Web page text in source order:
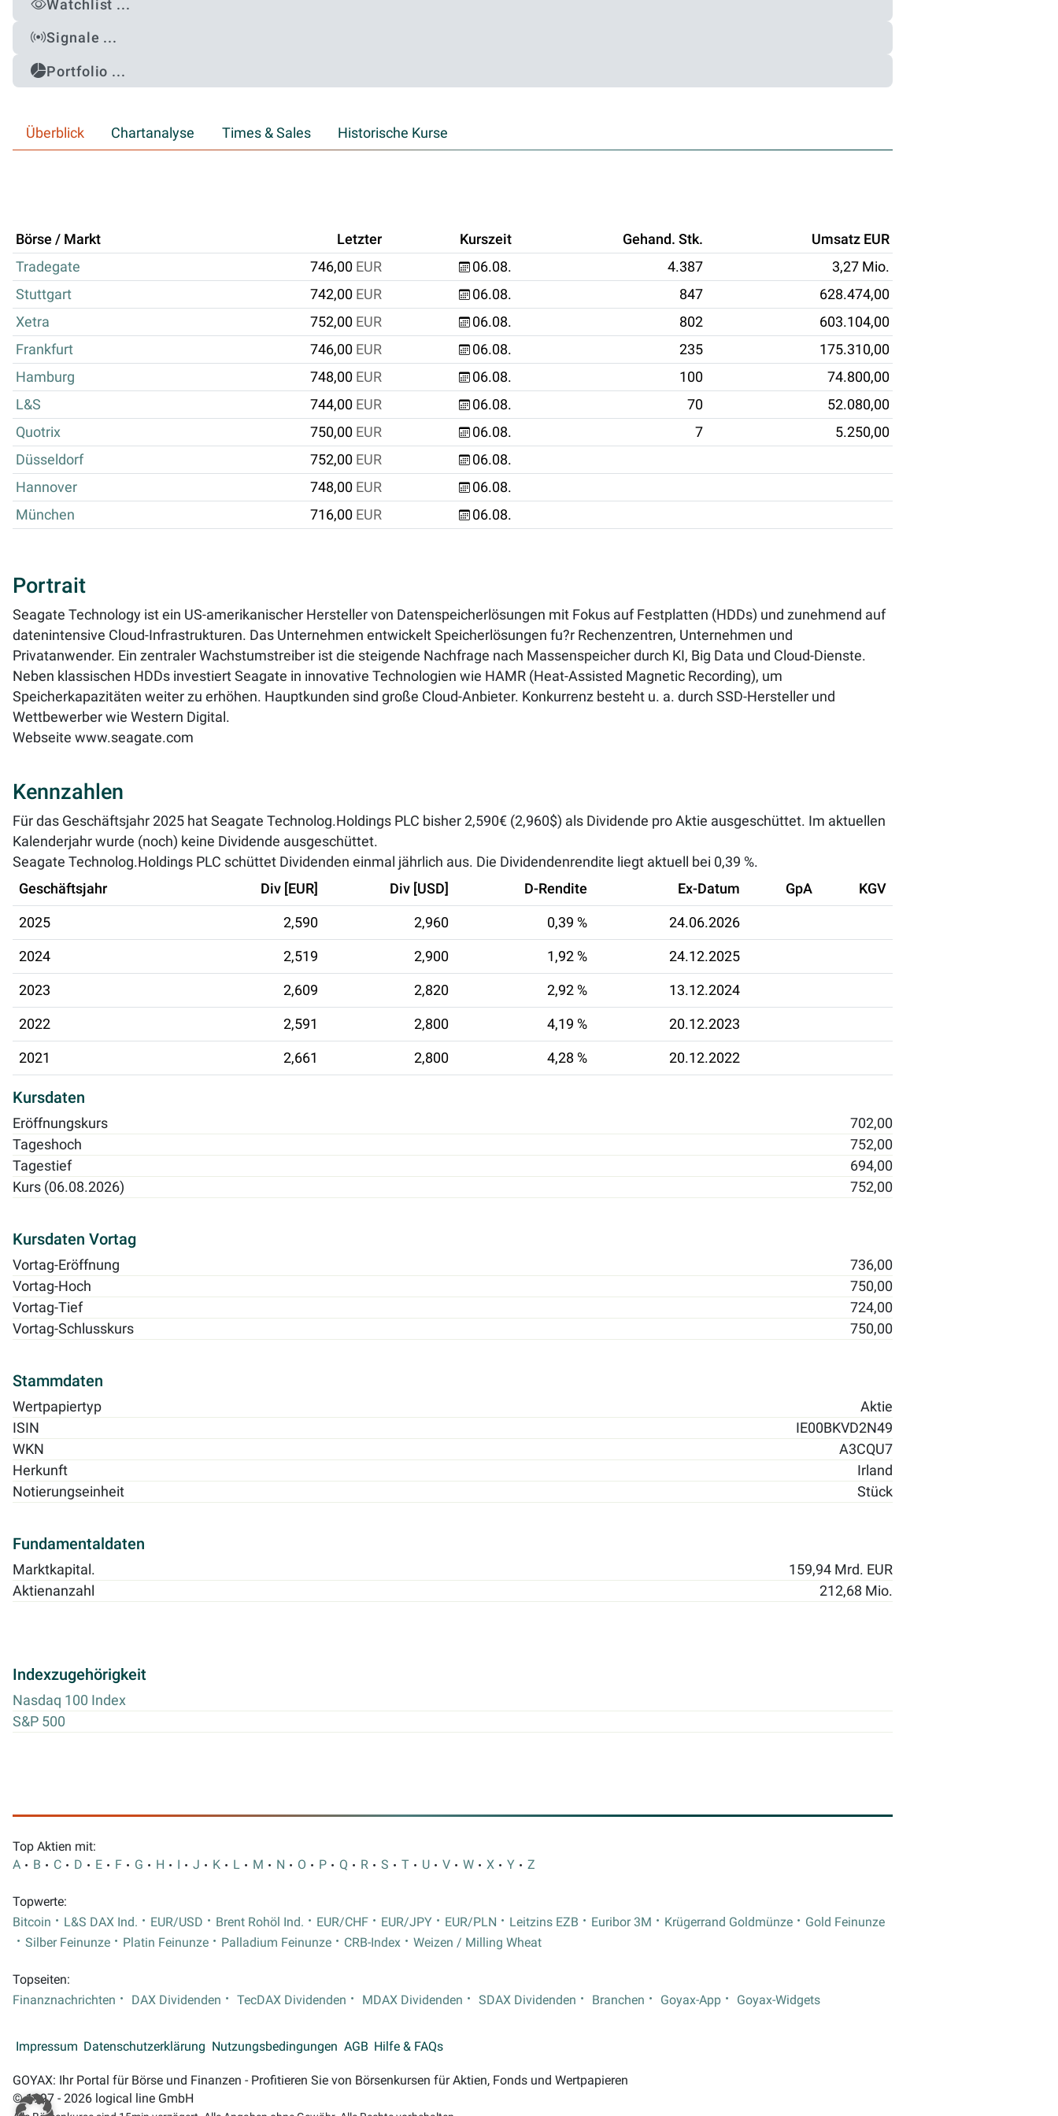
Watchlist ...
Signale ...
Portfolio ...
Überblick Chartanalyse Times & Sales Historische Kurse
Börse / Markt Letzter Kurszeit Gehand. Stk.
Umsatz EUR
Tradegate
746,00 EUR 06.08. 4.387
3,27 Mio.
Stuttgart
742,00 EUR 06.08. 847
628.474,00
Xetra
752,00 EUR 06.08. 802
603.104,00
Frankfurt
746,00 EUR 06.08. 235
175.310,00
Hamburg
748,00 EUR 06.08. 100
74.800,00
L&S
744,00 EUR 06.08. 70
52.080,00
Quotrix
750,00 EUR 06.08. 7
5.250,00
Düsseldorf
752,00 EUR
06.08.
Hannover
748,00 EUR
06.08.
München
716,00 EUR 06.08.
Portrait
Seagate Technology ist ein US-amerikanischer Hersteller von Datenspeicherlösungen mit Fokus auf Festplatten (HDDs) und zunehmend auf
datenintensive Cloud-Infrastrukturen. Das Unternehmen entwickelt Speicherlösungen fu?r Rechenzentren, Unternehmen und
Privatanwender. Ein zentraler Wachstumstreiber ist die steigende Nachfrage nach Massenspeicher durch KI, Big Data und Cloud-Dienste.
Neben klassischen HDDs investiert Seagate in innovative Technologien wie HAMR (Heat-Assisted Magnetic Recording), um
Speicherkapazitäten weiter zu erhöhen. Hauptkunden sind große Cloud-Anbieter. Konkurrenz besteht u. a. durch SSD-Hersteller und
Wettbewerber wie Western Digital.
Webseite www.seagate.com
Kennzahlen
Für das Geschäftsjahr 2025 hat Seagate Technolog.Holdings PLC bisher 2,590€ (2,960$) als Dividende pro Aktie ausgeschüttet. Im aktuellen
Kalenderjahr wurde (noch) keine Dividende ausgeschüttet.
Seagate Technolog.Holdings PLC schüttet Dividenden einmal jährlich aus. Die Dividendenrendite liegt aktuell bei 0,39 %.
Geschäftsjahr
Div [EUR] Div [USD] D-Rendite Ex-Datum GpA KGV
2025 2,590 2,960 0,39 % 24.06.2026
2024 2,519 2,900 1,92 % 24.12.2025
2023 2,609 2,820 2,92 % 13.12.2024
2022 2,591 2,800 4,19 % 20.12.2023
2021 2,661 2,800 4,28 % 20.12.2022
Kursdaten
Eröffnungskurs
702,00
Tageshoch
752,00
Tagestief
694,00
Kurs (06.08.2026)
752,00
Kursdaten Vortag
Vortag-Eröffnung
736,00
Vortag-Hoch
750,00
Vortag-Tief
724,00
Vortag-Schlusskurs
750,00
Stammdaten
Wertpapiertyp
Aktie
ISIN
IE00BKVD2N49
WKN
A3CQU7
Herkunft
Irland
Notierungseinheit
Stück
Fundamentaldaten
Marktkapital.
159,94 Mrd. EUR
Aktienanzahl
212,68 Mio.
Indexzugehörigkeit
Nasdaq 100 Index
S&P 500
Top Aktien mit:
A
B C D E F G H I J K L M N O P Q R S T U V W X Y Z
Topwerte:
Bitcoin
L&S DAX Ind. EUR/USD Brent Rohöl Ind. EUR/CHF EUR/JPY EUR/PLN Leitzins EZB Euribor 3M Krügerrand Goldmünze
Gold Feinunze
Silber Feinunze
Platin Feinunze Palladium Feinunze CRB-Index Weizen / Milling Wheat
Topseiten:
Finanznachrichten
DAX Dividenden TecDAX Dividenden MDAX Dividenden SDAX Dividenden Branchen Goyax-App Goyax-Widgets
Impressum Datenschutzerklärung Nutzungsbedingungen AGB Hilfe & FAQs
GOYAX: Ihr Portal für Börse und Finanzen - Profitieren Sie von Börsenkursen für Aktien, Fonds und Wertpapieren
© 1997 - 2026 logical line GmbH